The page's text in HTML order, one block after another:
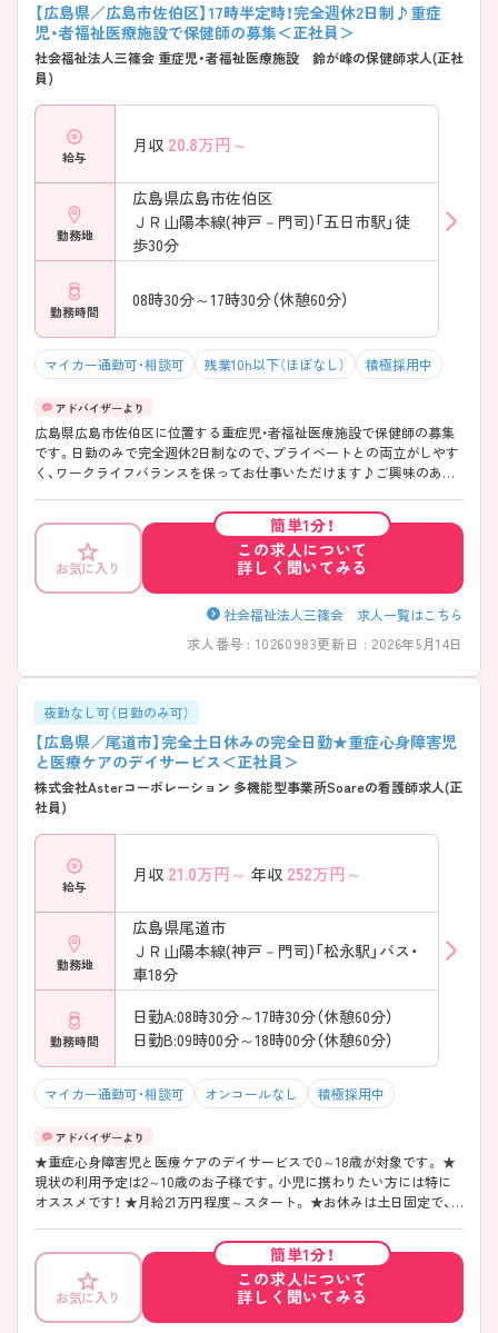
【広島県／広島市佐伯区】17時半定時！完全週休2日制♪重症
児・者福祉医療施設で保健師の募集＜正社員＞
社会福祉法人三篠会 重症児・者福祉医療施設 鈴が峰の保健師求人(正社
員)
給与
月収 20.8万円～
勤務地
広島県広島市佐伯区
ＪＲ山陽本線(神戸－門司)「五日市駅」徒
歩30分
勤務時間
08時30分～17時30分（休憩60分）
マイカー通勤可・相談可 残業10h以下（ほぼなし） 積極採用中
広島県広島市佐伯区に位置する重症児・者福祉医療施設で保健師の募集
です。日勤のみで完全週休2日制なので、プライベートとの両立がしやす
く、ワークライフバランスを保ってお仕事いただけます♪ご興味のある
お気に入り
簡単1分！
この求人について
詳しく聞いてみる
社会福祉法人三篠会 求人一覧はこちら
求人番号 : 10260983更新日 : 2026年5月14日
夜勤なし可（日勤のみ可）
【広島県／尾道市】完全土日休みの完全日勤★重症心身障害児
と医療ケアのデイサービス＜正社員＞
株式会社Asterコーポレーション 多機能型事業所Soareの看護師求人(正
社員)
給与
月収 21.0万円～ 年収 252万円～
勤務地
広島県尾道市
ＪＲ山陽本線(神戸－門司)「松永駅」バス・
車18分
勤務時間
日勤A:08時30分～17時30分（休憩60分）
日勤B:09時00分～18時00分（休憩60分）
マイカー通勤可・相談可 オンコールなし 積極採用中
★重症心身障害児と医療ケアのデイサービスで0～18歳が対象です。 ★
現状の利用予定は2～10歳のお子様です。小児に携わりたい方には特に
オススメです！ ★月給21万円程度～スタート。 ★お休みは土日固定で、
お気に入り
簡単1分！
この求人について
詳しく聞いてみる